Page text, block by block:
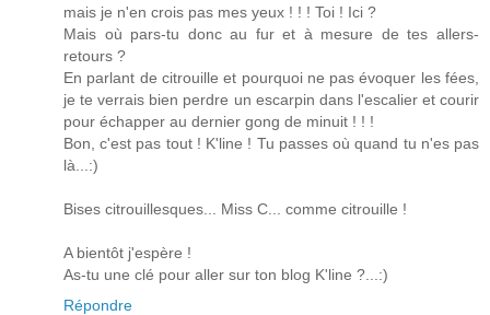
mais je n'en crois pas mes yeux ! ! ! Toi ! Ici ?
Mais où pars-tu donc au fur et à mesure de tes allers-
retours ?
En parlant de citrouille et pourquoi ne pas évoquer les fées,
je te verrais bien perdre un escarpin dans l'escalier et courir
pour échapper au dernier gong de minuit ! ! !
Bon, c'est pas tout ! K'line ! Tu passes où quand tu n'es pas
là...:)
Bises citrouillesques... Miss C... comme citrouille !
A bientôt j'espère !
As-tu une clé pour aller sur ton blog K'line ?...:)
Répondre